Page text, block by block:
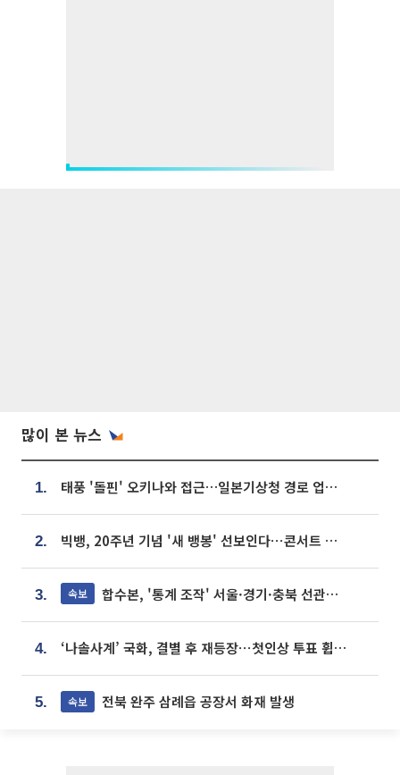
많이 본 뉴스
1. 태풍 '돌핀' 오키나와 접근…일본기상청 경로 업데이트
2. 빅뱅, 20주년 기념 '새 뱅봉' 선보인다⋯콘서트 앞두고 팝업 개최
3. 속보 합수본, '통계 조작' 서울·경기·충북 선관위 등 추가 압수수색
4. ‘나솔사계’ 국화, 결별 후 재등장⋯첫인상 투표 휩쓸고 ‘인기녀’ 등극
5. 속보 전북 완주 삼례읍 공장서 화재 발생